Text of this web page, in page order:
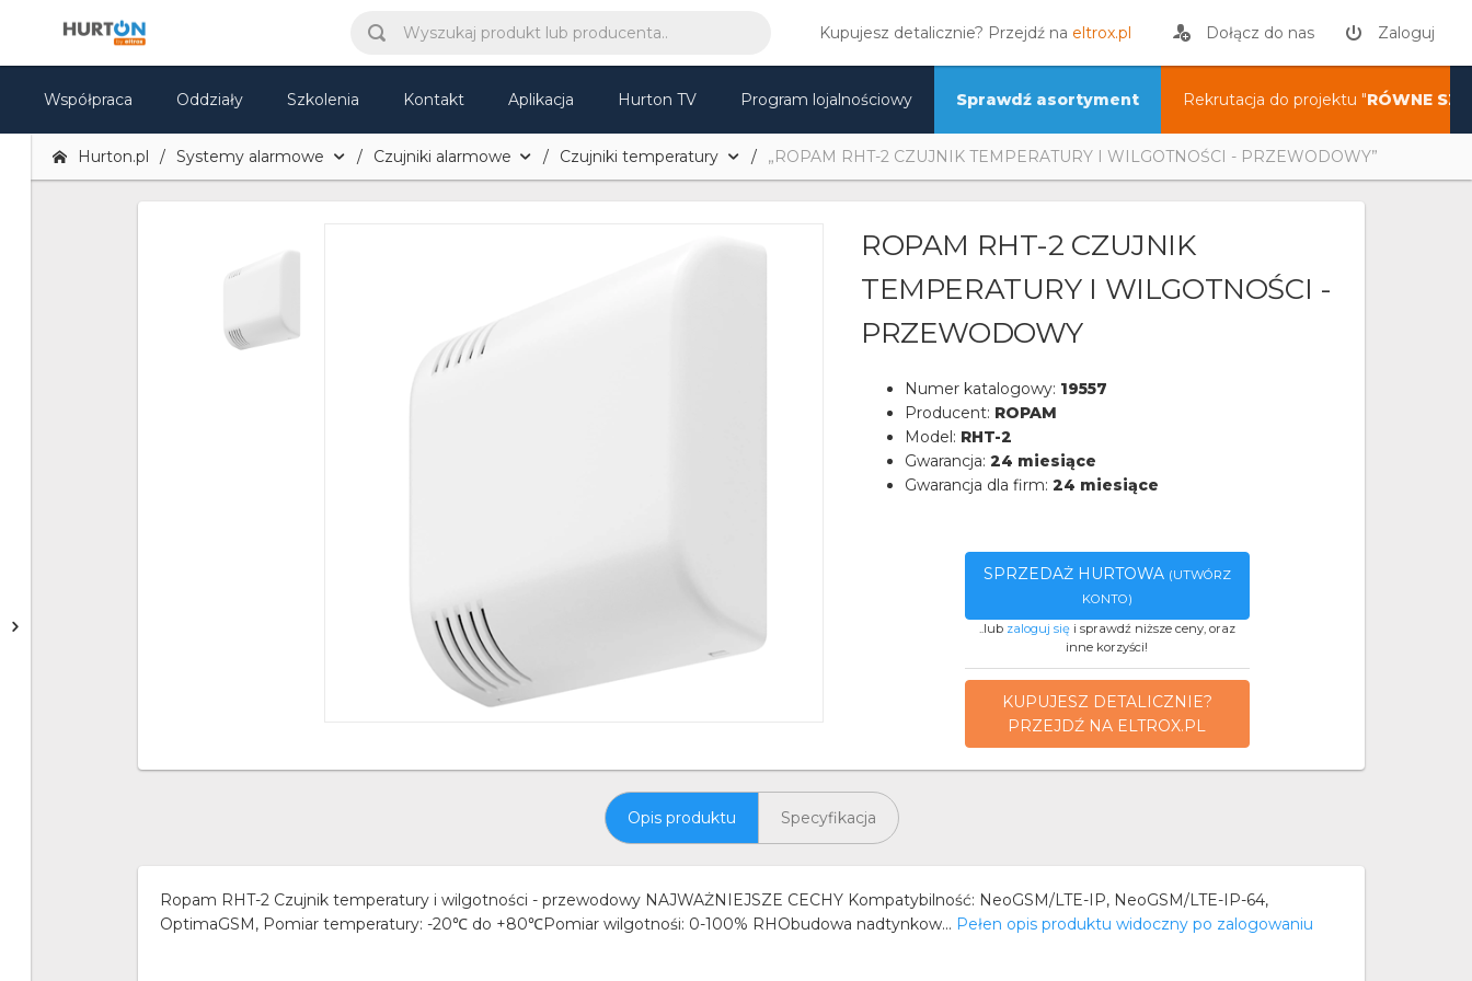
Kupujesz detalicznie? Przejdź na eltrox.pl Dołącz do nas Zaloguj
Współpraca Oddziały Szkolenia Kontakt Aplikacja Hurton TV Program lojalnościowy Sprawdź asortyment Rekrutacja do projektu "RÓWNE
Hurton.pl Systemy alarmowe Czujniki alarmowe Czujniki temperatury „ROPAM RHT-2 CZUJNIK TEMPERATURY I WILGOTNOŚCI - PRZEWODOWY”
ROPAM RHT-2 CZUJNIK
TEMPERATURY I WILGOTNOŚCI -
PRZEWODOWY
Numer katalogowy: 19557
Producent: ROPAM
Model: RHT-2
Gwarancja: 24 miesiące
Gwarancja dla firm: 24 miesiące
SPRZEDAŻ HURTOWA (UTWÓRZ
KONTO)
..lub zaloguj sięi sprawdź niższe ceny, oraz
inne korzyści!
KUPUJESZ DETALICZNIE?
PRZEJDŹ NA ELTROX.PL
Opis produktu Specyfikacja
Ropam RHT-2 Czujnik temperatury i wilgotności - przewodowy NAJWAŻNIEJSZE CECHY Kompatybilność: NeoGSM/LTE-IP, NeoGSM/LTE-IP-64,
OptimaGSM, Pomiar temperatury: -20℃ do +80℃Pomiar wilgotnośi: 0-100% RHObudowa nadtynkow... Pełen opis produktu widoczny po zalogowaniu